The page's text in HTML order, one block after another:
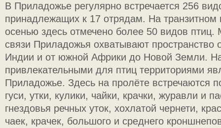
В Приладожье регулярно встречается 256
принадлежащих к 17 отрядам. На транзитном
осенью здесь отмечено более 50 видов птиц.
связи Приладожья охватывают пространство
Индии и от южной Африки до Новой Земли.
привлекательными для птиц территориями
Приладожье. Здесь на пролёте встречаются
гуси, утки, кулики, чайки, крачки, журавли и
гнездовья речных уток, хохлатой чернети,
чаек, крачек, большого и среднего